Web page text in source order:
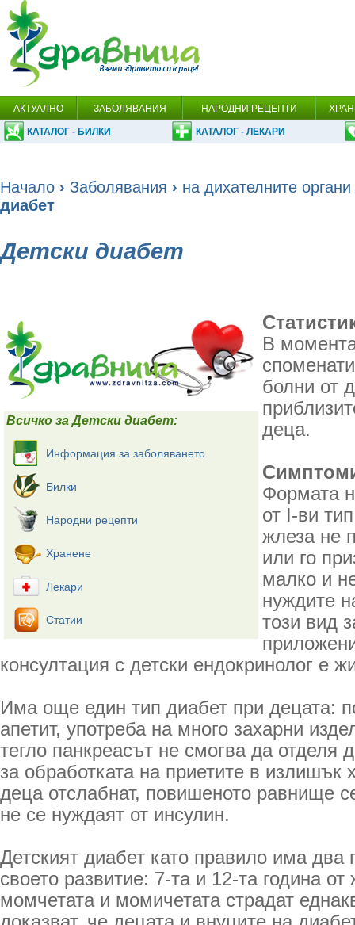
АКТУАЛНО ЗАБОЛЯВАНИЯ НАРОДНИ РЕЦЕПТИ
КАТАЛОГ - БИЛКИ КАТАЛОГ - ЛЕКАРИ
Начало › Заболявания › на дихателните
диабет
Детски диабет
Всичко за Детски диабет:
Информация за заболяването
Билки
Народни рецепти
Хранене
Лекари
Статии
В
болни от
деца.
Формата
от I-ви
жлеза не
или го
малко и
нуждите
този вид
консултация с детски ендокринолог е
Има още един тип диабет при децата:
апетит, употреба на много захарни
тегло панкреасът не смогва да отделя
за обработката на приетите в излишък
деца отслабнат, повишеното равнище
не се нуждаят от инсулин.
Детският диабет като правило има
своето развитие: 7-та и 12-та година от
момчетата и момичетата страдат